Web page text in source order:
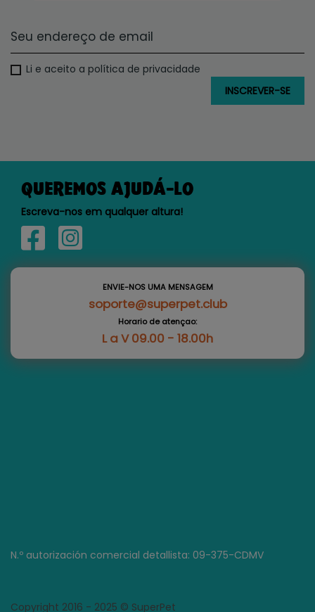
Li e aceito a política de privacidade
QUEREMOS AJUDÁ-LO
Escreva-nos em qualquer altura!
ENVIE-NOS UMA MENSAGEM
soporte@superpet.club
Horario de atençao:
L a V 09.00 - 18.00h
N.º autorización comercial detallista: 09-375-CDMV
Copyright 2016 - 2025 © SuperPet